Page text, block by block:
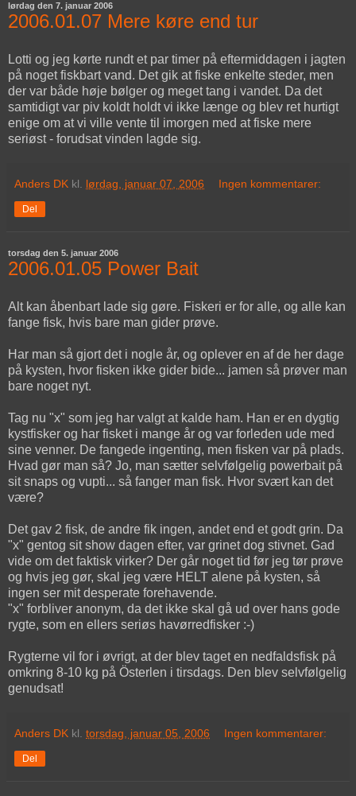
lørdag den 7. januar 2006
2006.01.07 Mere køre end tur
Lotti og jeg kørte rundt et par timer på eftermiddagen i jagten
på noget fiskbart vand. Det gik at fiske enkelte steder, men
der var både høje bølger og meget tang i vandet. Da det
samtidigt var piv koldt holdt vi ikke længe og blev ret hurtigt
enige om at vi ville vente til imorgen med at fiske mere
seriøst - forudsat vinden lagde sig.
Anders DK kl. lørdag, januar 07, 2006 Ingen kommentarer:
Del
torsdag den 5. januar 2006
2006.01.05 Power Bait
Alt kan åbenbart lade sig gøre. Fiskeri er for alle, og alle kan
fange fisk, hvis bare man gider prøve.
Har man så gjort det i nogle år, og oplever en af de her dage
på kysten, hvor fisken ikke gider bide... jamen så prøver man
bare noget nyt.
Tag nu "x" som jeg har valgt at kalde ham. Han er en dygtig
kystfisker og har fisket i mange år og var forleden ude med
sine venner. De fangede ingenting, men fisken var på plads.
Hvad gør man så? Jo, man sætter selvfølgelig powerbait på
sit snaps og vupti... så fanger man fisk. Hvor svært kan det
være?
Det gav 2 fisk, de andre fik ingen, andet end et godt grin. Da
"x" gentog sit show dagen efter, var grinet dog stivnet. Gad
vide om det faktisk virker? Der går noget tid før jeg tør prøve
og hvis jeg gør, skal jeg være HELT alene på kysten, så
ingen ser mit desperate forehavende.
"x" forbliver anonym, da det ikke skal gå ud over hans gode
rygte, som en ellers seriøs havørredfisker :-)
Rygterne vil for i øvrigt, at der blev taget en nedfaldsfisk på
omkring 8-10 kg på Österlen i tirsdags. Den blev selvfølgelig
genudsat!
Anders DK kl. torsdag, januar 05, 2006 Ingen kommentarer:
Del